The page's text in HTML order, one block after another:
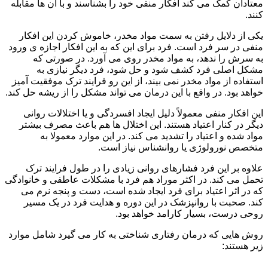
معتادان کمک می کند افکار منفی خود را بشناسند و با آن ها مقابله
کنند.
یکی از دلایل رفتن به سمت مواد مخدر، خاموش کردن این افکار
منفی در سر فرد است. فرد برای این که به این افکار اجازه ی ورود
به سرش را ندهد، به مواد مخدر روی می آورد. در صورتی که
مشکل اصلی فرد کشف شود و حل شود، فرد دیگر نیازی به
استفاده از مواد مخدر نمی بیند، از این رو فرایند ترک موفقیت آمیز
خواهد بود. در واقع با این درمان می تواند مشکل را از ریشه حل کند.
این افکار منفی معمولاً دلیل ایجاد افسردگی و یا اختلالات روانی
دیگر در کنار اعتیاد هستند. این اختلال ها هم باعث مصرف بیشتر
مواد شده و اعتیاد را تشدید می کند. در این موارد معمولا به
متخصص نورولوژی یا روانشناس نیاز است.
علاوه بر این فرد فشارهای روانی زیادی را در طول فرایند ترک
تحمل می کند. در اکثر موراد هم فرد با مشکلات عاطفی و خانوادگی
که در اثر اعتیاد برای فرد ایجاد شده است، دست و پنجه نرم می
کند. صحبت با روانپزشک در این دوره و هدایت فرد در یک مسیر
روحی درست، بسیار کارامد خواهد بود.
روش هایی که درمان رفتاری شناختی به کار می گیرد شامل موارد
زیر هستند: